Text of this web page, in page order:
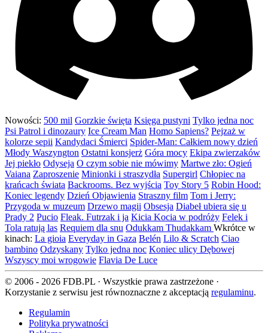
Nowości: 500 mil Gorzkie święta Księga pustyni Tylko jedna noc
Psi Patrol i dinozaury Ice Cream Man Homo Sapiens? Pejzaż w
kolorze sepii Kandydaci Śmierci Spider-Man: Całkiem nowy dzień
Młody Waszyngton Ostatni konsjerż Góra mocy Ekipa zwierzaków
Jej piekło Odyseja O czym sobie nie mówimy Martwe zło: Ogień
Vaiana Zaproszenie Minionki i straszydła Supergirl Chłopiec na
krańcach świata Backrooms. Bez wyjścia Toy Story 5 Robin Hood:
Koniec legendy Dzień Objawienia Straszny film Tom i Jerry:
Przygoda w muzeum Drzewo magii Obsesja Diabeł ubiera się u
Prady 2 Pucio Fleak. Futrzak i ja Kicia Kocia w podróży Felek i
Tola ratują las Requiem dla snu Odukkam Thudakkam Wkrótce w
kinach: La gioia Everyday in Gaza Belén Lilo & Scratch Ciao
bambino Odzyskany Tylko jedna noc Koniec ulicy Dębowej
Wszyscy moi wrogowie Flavia De Luce
© 2006 - 2026 FDB.PL · Wszystkie prawa zastrzeżone ·
Korzystanie z serwisu jest równoznaczne z akceptacją regulaminu.
Regulamin
Polityka prywatności